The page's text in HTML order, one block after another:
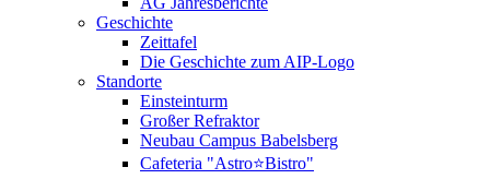
Geschichte
Zeittafel
Die Geschichte zum AIP-Logo
Standorte
Einsteinturm
Großer Refraktor
Neubau Campus Babelsberg
Cafeteria "Astro⭐Bistro"